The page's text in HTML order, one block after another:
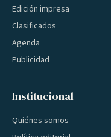
Edición impresa
Clasificados
Agenda
Publicidad
Institucional
Quiénes somos